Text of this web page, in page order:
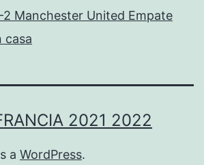
Manchester United Empate
casa
2021 2022
a WordPress.